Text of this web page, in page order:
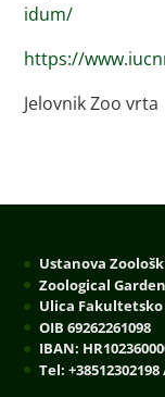
idum/
https://
Jelovnik Zoo vrta
Ustanova
Zoological
Ulica Fakultetsko
OIB 69262261098
IBAN:
Tel: